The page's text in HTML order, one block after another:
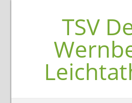
TSV